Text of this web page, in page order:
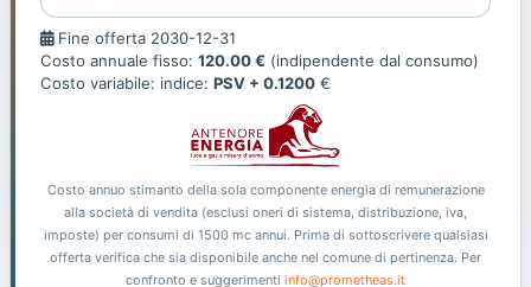
Fine
offerta
Fine offerta 2030-12-31
Costo annuale fisso: 120.00 € (indipendente dal consumo)
Costo variabile: indice: PSV + 0.1200 €
Costo annuo stimanto della sola componente energia di remunerazione
alla società di vendita (esclusi oneri di sistema, distribuzione, iva,
imposte) per consumi di 1500 mc annui. Prima di sottoscrivere qualsiasi
offerta verifica che sia disponibile anche nel comune di pertinenza. Per
confronto e suggerimenti info@prometheas.it